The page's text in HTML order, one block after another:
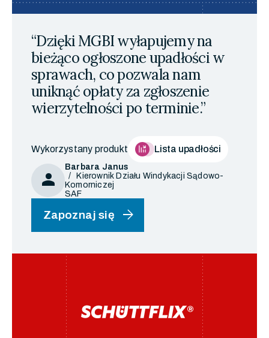
“Dzięki MGBI wyłapujemy na
bieżąco ogłoszone upadłości w
sprawach, co pozwala nam
uniknąć opłaty za zgłoszenie
wierzytelności po terminie.”
Wykorzystany produkt Lista upadłości
person
Barbara Janus
Kierownik Działu Windykacji Sądowo-
Komorniczej
SAF
Zapoznaj się arrow_forward